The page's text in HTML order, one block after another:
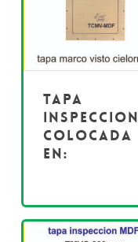
Tapa
inspeccion
colocada
en: